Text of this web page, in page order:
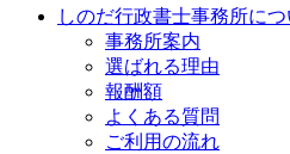
しのだ行政書士事務所につ
事務所案内
選ばれる理由
報酬額
よくある質問
ご利用の流れ